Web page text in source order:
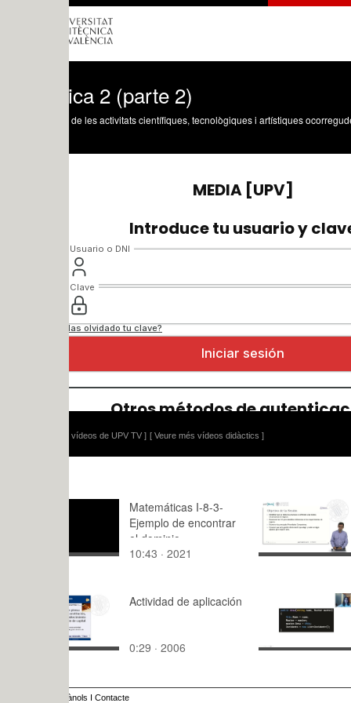
2 (parte 2)
les activitats científiques, tecnològiques i artístiques ocorregudes en els tres
vídeos de UPV TV ] [ Veure més vídeos didàctics ]
Matemáticas I-8-3-
Ejemplo de encontrar
10:43 · 2021
Prioridades
Dirección
8:52 · 2013
Actividad de aplicación
0:29 · 2006
Vídeo
Azul
6:47 · 2026